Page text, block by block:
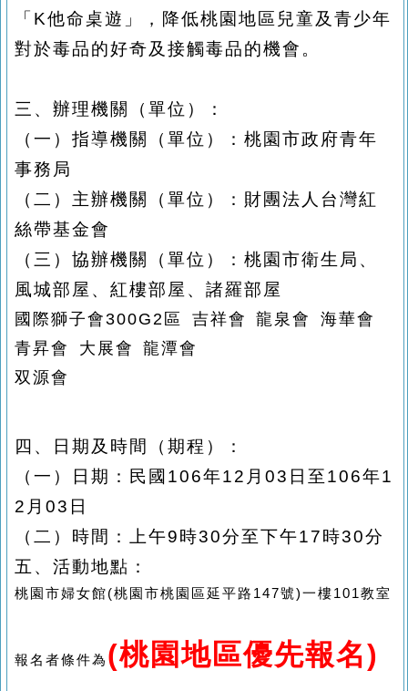
「K他命桌遊」，降低桃園地區兒童及青少年
對於毒品的好奇及接觸毒品的機會。
三、辦理機關（單位）：
（一）指導機關（單位）：桃園市政府青年
事務局
（二）主辦機關（單位）：財團法人台灣紅
絲帶基金會
（三）協辦機關（單位）：桃園市衛生局、
風城部屋、紅樓部屋、諸羅部屋
國際獅子會300G2區 吉祥會 龍泉會 海華會
青昇會 大展會 龍潭會
双源會
四、日期及時間（期程）：
（一）日期：民國106年12月03日至106年1
2月03日
（二）時間：上午9 時30分至下午17 時30分
五、活動地點：
桃園市婦女館(桃園市桃園區延平路147號)一樓101教室
報名者條件為 (桃園地區優先報名)